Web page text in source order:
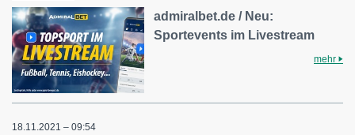
admiralbet.de / Neu:
Sportevents im Livestream
mehr
18.11.2021 – 09:54